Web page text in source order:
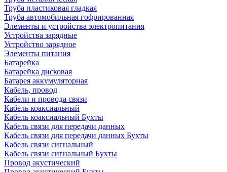
Труба пластиковая гладкая
Труба автомобильная гофрированная
Элементы и устройства электропитания
Устройства зарядные
Устройство зарядное
Элементы питания
Батарейка
Батарейка дисковая
Батарея аккумуляторная
Кабель, провод
Кабели и провода связи
Кабель коаксиальный
Кабель коаксиальный Бухты
Кабель связи для передачи данных
Кабель связи для передачи данных Бухты
Кабель связи сигнальный
Кабель связи сигнальный Бухты
Провод акустический